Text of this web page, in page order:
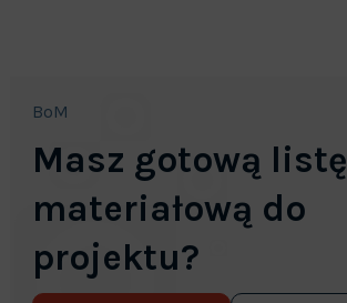
BoM
Masz gotową listę
materiałową do
projektu?